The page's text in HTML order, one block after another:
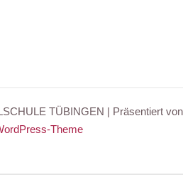
TÜBINGEN | Präsentiert von
Theme